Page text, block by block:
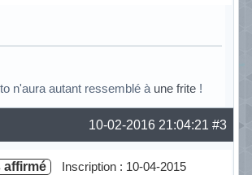
n'aura autant ressemblé à une frite!
#3
10-02-2016 21:04:21
affirmé
Inscription : 10-04-2015